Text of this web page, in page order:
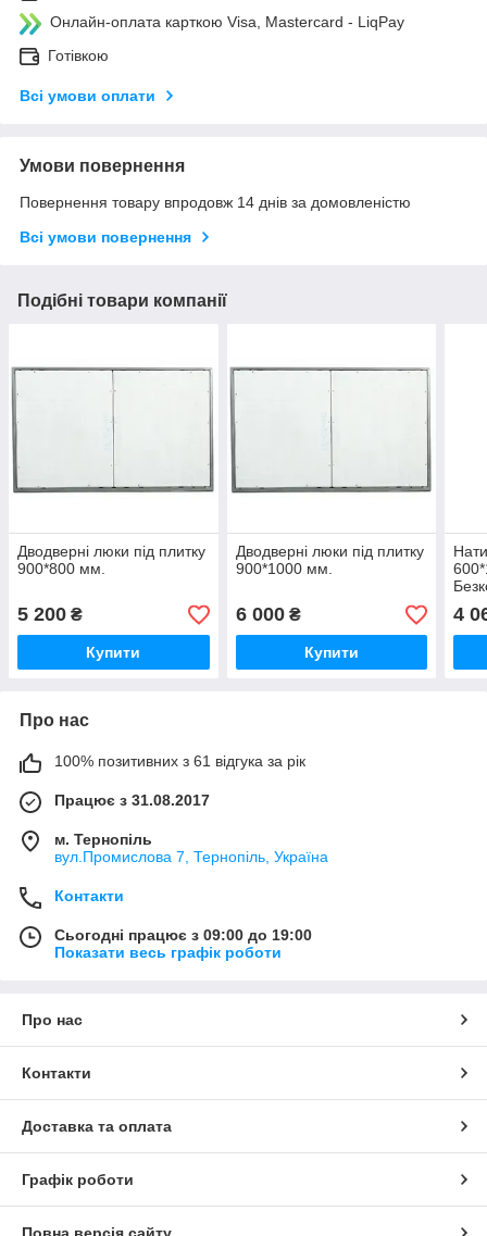
Онлайн-оплата карткою Visa, Mastercard - LiqPay
Готівкою
Всі умови оплати
Умови повернення
Повернення товару впродовж 14 днів за домовленістю
Всі умови повернення
Подібні товари компанії
Дводверні люки під плитку
900*800 мм.
5 200 ₴
Купити
Дводверні люки під плитку
900*1000 мм.
6 000₴
Купити
4
Про нас
100% позитивних з 61 відгука за рік
Працює з 31.08.2017
м. Тернопіль
вул.Промислова 7, Тернопіль, Україна
Контакти
Сьогодні працює з 09:00 до 19:00
Показати весь графік роботи
Про нас
Контакти
Доставка та оплата
Графік роботи